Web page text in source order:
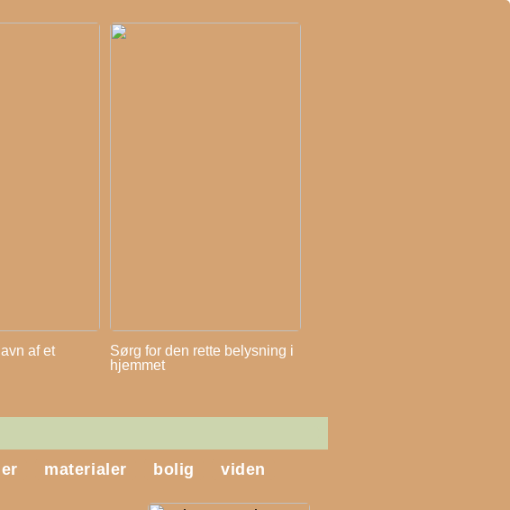
af et
Sørg for den rette belysning i
hjemmet
materialer bolig viden